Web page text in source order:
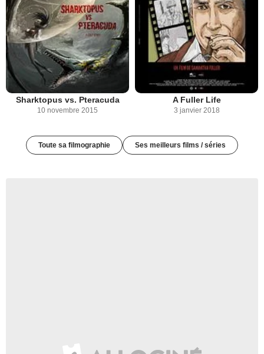
Sharktopus vs. Pteracuda
10 novembre 2015
A Fuller Life
3 janvier 2018
Toute sa filmographie Ses meilleurs films / séries